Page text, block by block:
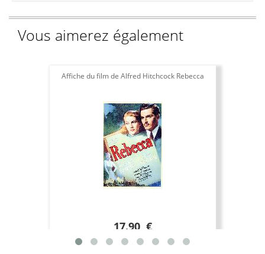
Vous aimerez également
Affiche du film de Alfred Hitchcock Rebecca
17.90 €